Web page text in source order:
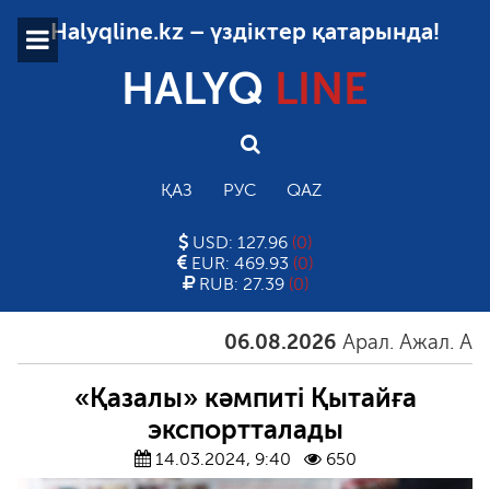
Halyqline.kz – үздіктер қатарында!
HALYQ LINE
ҚАЗ РУС QAZ
USD: 127.96 (0)
EUR: 469.93 (0)
RUB: 27.39 (0)
06.08.2026 Арал. Ажал. Айғақ
«Қазалы» кәмпиті Қытайға
экспортталады
14.03.2024, 9:40 650